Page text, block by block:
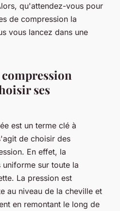
qu'attendez-vous pour
de compression la
vous lancez dans une
ses
est un terme clé à
de choisir des
En effet, la
sur toute la
La pression est
au niveau de la cheville et
en remontant le long de